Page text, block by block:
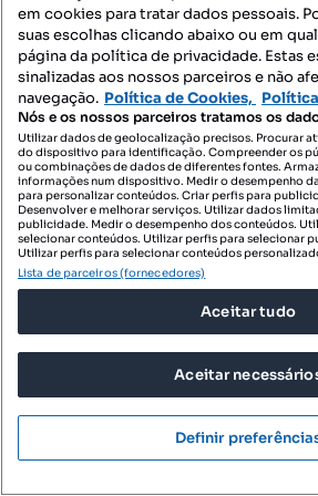
Mapa do Site
Contacte-nos
SIGA-NOS:
DESCARREGAR NA:
© 2026 Imovirtual.com, OLX
TERMOS DE
POLÍTICA DE
CONFIGURAÇÕES DE
em cookies para tratar dados pessoais.
suas escolhas clicando abaixo ou em
página da política de privacidade. Estas
sinalizadas aos nossos parceiros e não
navegação. Política de Cookies,
Nós e os nossos parceiros tratamos os
Utilizar dados de geolocalização precisos. Procurar
do dispositivo para identificação. Compreender os
ou combinações de dados de diferentes fontes.
informações num dispositivo. Medir o desempenho
para personalizar conteúdos. Criar perfis para
Desenvolver e melhorar serviços. Utilizar dados
publicidade. Medir o desempenho dos conteúdos.
selecionar conteúdos. Utilizar perfis para selecionar
Utilizar perfis para selecionar conteúdos
Lista de parceiros (fornecedores)
Aceitar tudo
Aceitar
Definir